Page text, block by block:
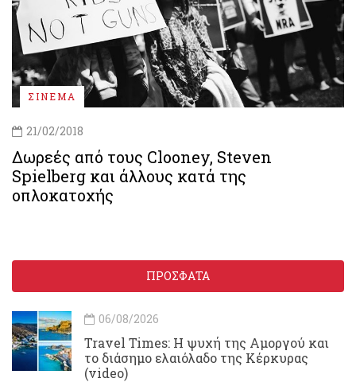
ΣΙΝΕΜΑ
21/02/2018
Δωρεές από τους Clooney, Steven
Spielberg και άλλους κατά της
οπλοκατοχής
ΠΡΟΣΦΑΤΑ
06/08/2026
Travel Times: H ψυχή της Αμοργού και
το διάσημο ελαιόλαδο της Κέρκυρας
(video)